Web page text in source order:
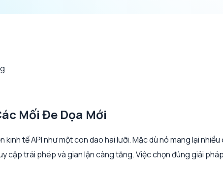
Mối Đe Dọa Mới
kinh tế API như một con dao hai lưỡi. Mặc dù nó mang lại
cập trái phép và gian lận càng tăng. Việc chọn đúng giải